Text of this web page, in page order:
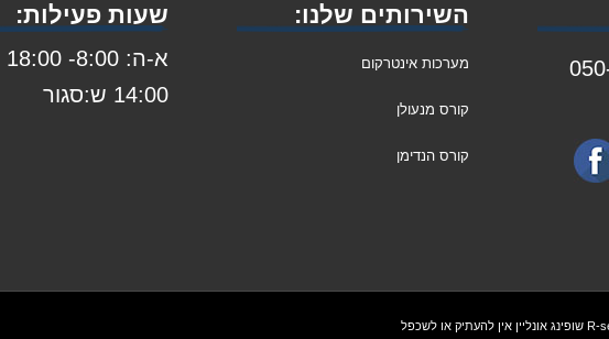
השירותים שלנו:
מערכות אינטרקום
קורס מנעולן
קורס הנדימן
שעות פעילות:
14:00 ש:סגור
שופינג אונליין אין להעתיק או לשכפל